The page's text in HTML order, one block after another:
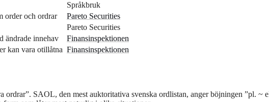
Språkbruk
order och ordrar
Pareto Securities
Pareto Securities
ändrade innehav
Finansinspektionen
kan vara otillåtna Finansinspektionen
ordrar”. SAOL, den mest auktoritativa svenska ordlistan, anger böjningen ”pl. ~